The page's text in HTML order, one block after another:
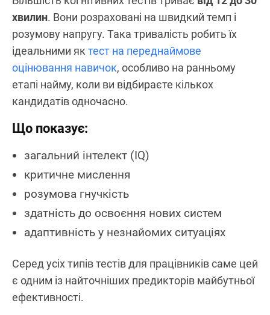
хвилин. Вони розраховані на швидкий темп і
розумову напругу. Така тривалість робить їх
ідеальними як тест на переднаймове
оцінювання навичок, особливо на ранньому
етапі найму, коли ви відбираєте кількох
кандидатів одночасно.
Що показує:
загальний інтелект (IQ)
критичне мислення
розумова гнучкість
здатність до освоєння нових систем
адаптивність у незнайомих ситуаціях
Серед усіх типів тестів для працівників саме цей
є одним із найточніших предикторів майбутньої
ефективності.